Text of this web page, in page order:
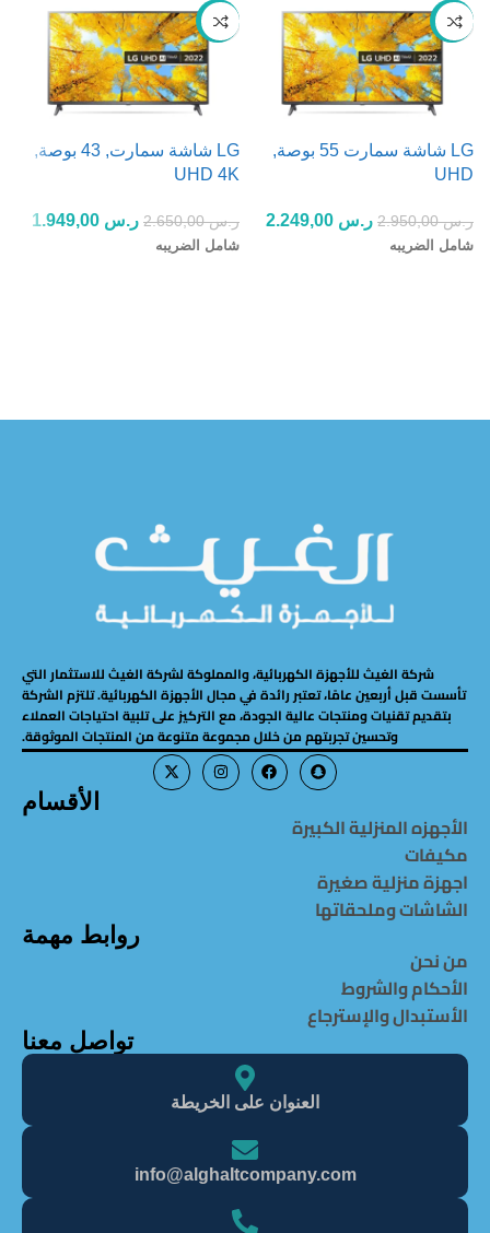
-24%
LG شاشة سمارت 55 بوصة,
UHD
ر.س2.950,00 ر.س
شامل الضريبه
-26%
LG شاشة سمارت, 43 بوصة,
UHD 4K
ر.س2.650,00 ر.س
شامل الضريبه
شركة الغيث للأجهزة الكهربائية، والمملوكة لشركة الغيث للاستثمار التي
تأسست قبل أربعين عامًا، تعتبر رائدة في مجال الأجهزة الكهربائية. تلتزم الشركة
بتقديم تقنيات ومنتجات عالية الجودة، مع التركيز على تلبية احتياجات العملاء
وتحسين تجربتهم من خلال مجموعة متنوعة من المنتجات الموثوقة.
الأقسام
الأجهزه المنزلية الكبيرة
مكيفات
اجهزة منزلية صغيرة
الشاشات وملحقاتها
روابط مهمة
من نحن
الأحكام والشروط
الأستبدال والإسترجاع
تواصل معنا
العنوان على الخريطة
info@alghaItcompany.com